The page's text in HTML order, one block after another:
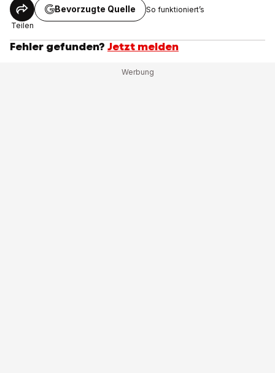
Teilen
Bevorzugte Quelle So funktioniert’s
Fehler gefunden? Jetzt melden